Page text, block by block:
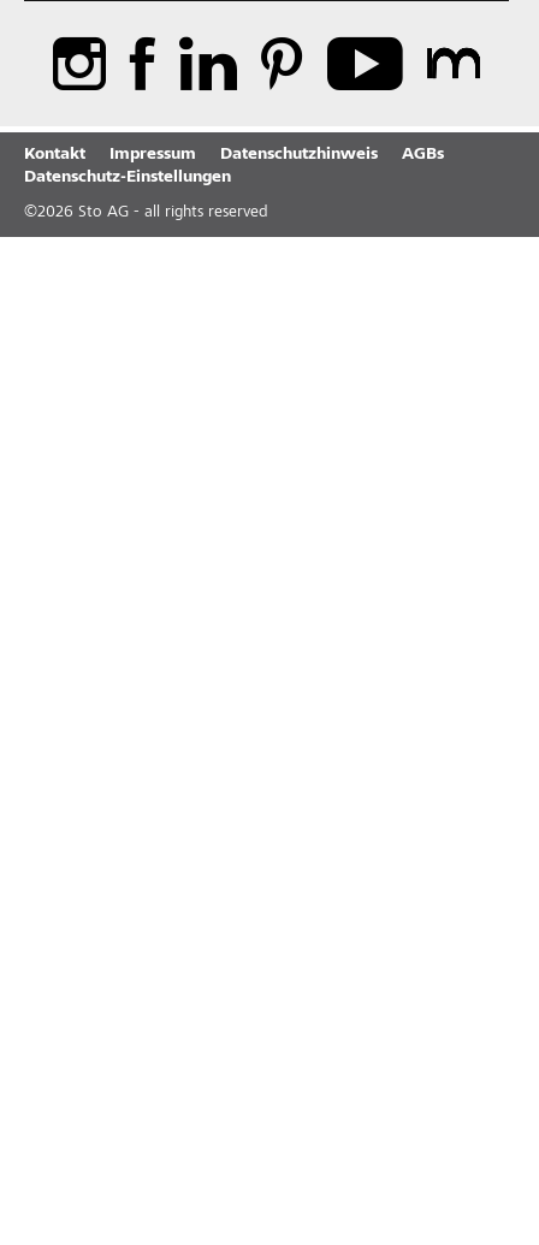
Kontakt Impressum Datenschutzhinweis
AGBs
Datenschutz-Einstellungen
©2026 Sto AG - all rights reserved